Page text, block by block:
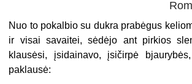
Nuo to pokalbio su dukra prabėgus
ir visai savaitei, sėdėjo ant pirkios
klausėsi, įsidainavo, įsičirpė
paklausė: